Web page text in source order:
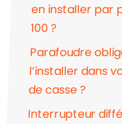
en installer par
100 ?
Parafoudre
l’installer dans
de casse ?
Interrupteur